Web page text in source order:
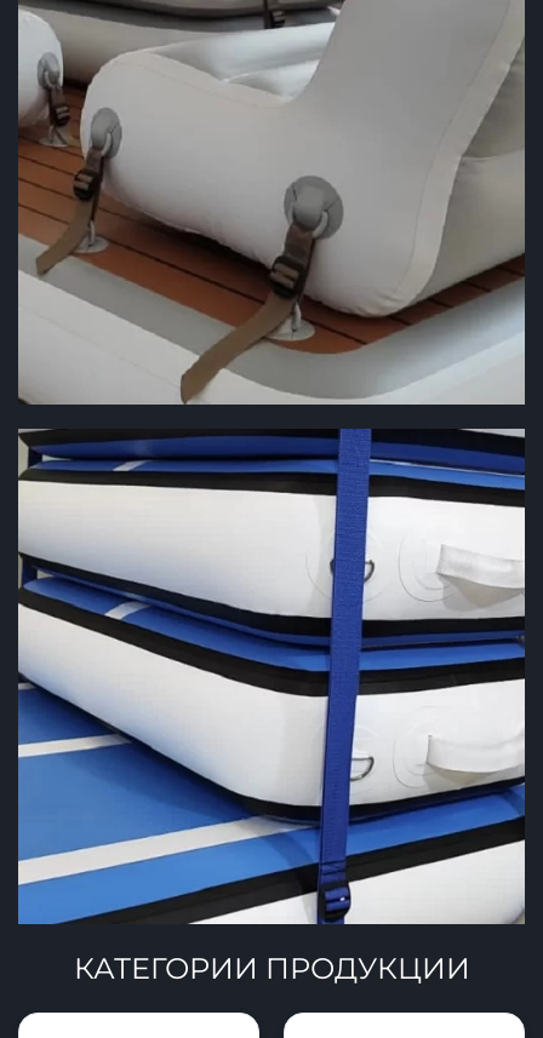
КАТЕГОРИИ ПРОДУКЦИИ